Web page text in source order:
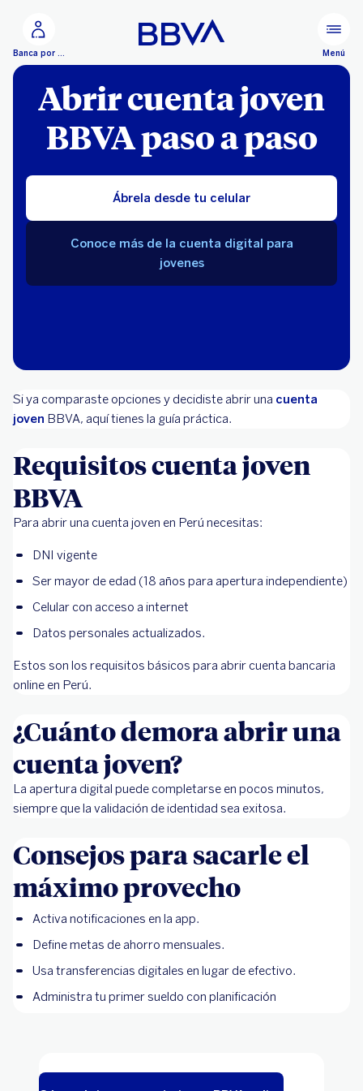
Banca por Internet Menú
Abrir cuenta joven
BBVA paso a paso
Ábrela desde tu celular
Conoce más de la cuenta digital para
jovenes
Si ya comparaste opciones y decidiste abrir una cuenta
joven BBVA, aquí tienes la guía práctica.
Requisitos cuenta joven
BBVA
Para abrir una cuenta joven en Perú necesitas:
DNI vigente
Ser mayor de edad (18 años para apertura independiente)
Celular con acceso a internet
Datos personales actualizados.
Estos son los requisitos básicos para abrir cuenta bancaria
online en Perú.
¿Cuánto demora abrir una
cuenta joven?
La apertura digital puede completarse en pocos minutos,
siempre que la validación de identidad sea exitosa.
Consejos para sacarle el
máximo provecho
Activa notificaciones en la app.
Define metas de ahorro mensuales.
Usa transferencias digitales en lugar de efectivo.
Administra tu primer sueldo con planificación